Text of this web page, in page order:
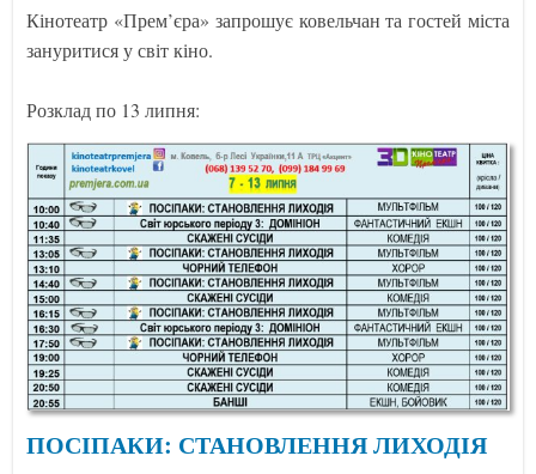
Кінотеатр «Прем’єра» запрошує ковельчан та гостей міста
зануритися у світ кіно.
Розклад по 13 липня:
ПОСІПАКИ: СТАНОВЛЕННЯ ЛИХОДІЯ